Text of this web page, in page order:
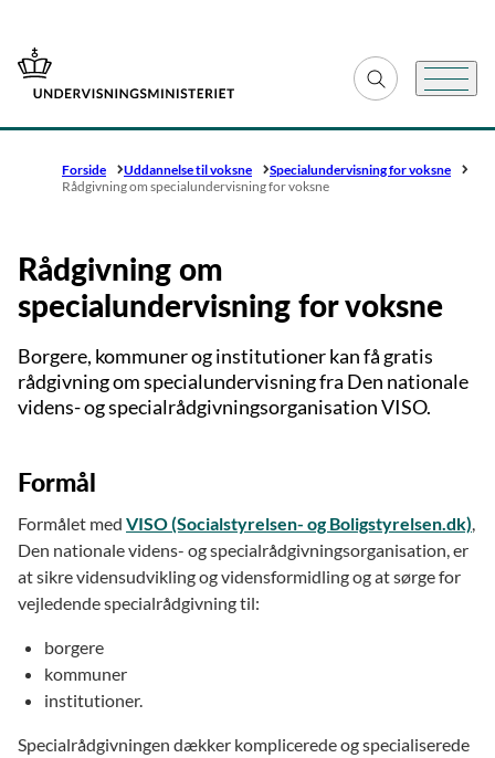
Gå til forsiden Fold søgefelt ud
Menu
Forside Uddannelse til voksne
Specialundervisning for voksne
Rådgivning om specialundervisning for voksne
Rådgivning om
specialundervisning for voksne
Borgere, kommuner og institutioner kan få gratis
rådgivning om specialundervisning fra Den nationale
videns- og specialrådgivningsorganisation VISO.
Formål
Formålet med VISO (Socialstyrelsen- og Boligstyrelsen.dk)
Den nationale videns- og specialrådgivningsorganisation, er
at sikre vidensudvikling og vidensformidling og at sørge for
vejledende specialrådgivning til:
borgere
kommuner
institutioner.
Specialrådgivningen dækker komplicerede og specialiserede